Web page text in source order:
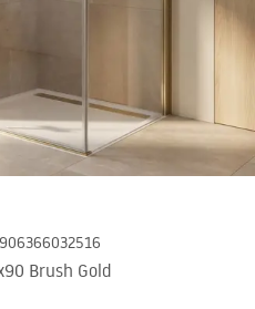
Brush Gold